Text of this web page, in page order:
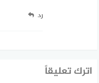
رد
اترك تعليقاً